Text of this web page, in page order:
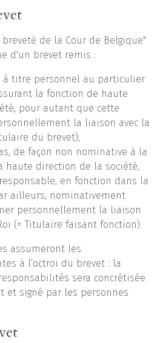
de la Cour de Belgique"
d'un brevet remis :
titre personnel au particulier
la fonction de haute
pour autant que cette
la liaison avec la
du brevet);
de façon non nominative à la
haute direction de la société,
en fonction dans la
ailleurs, nominativement
personnellement la liaison
(= Titulaire faisant fonction).
assumeront les
à l’octroi du brevet : la
sera concrétisée
et signé par les personnes